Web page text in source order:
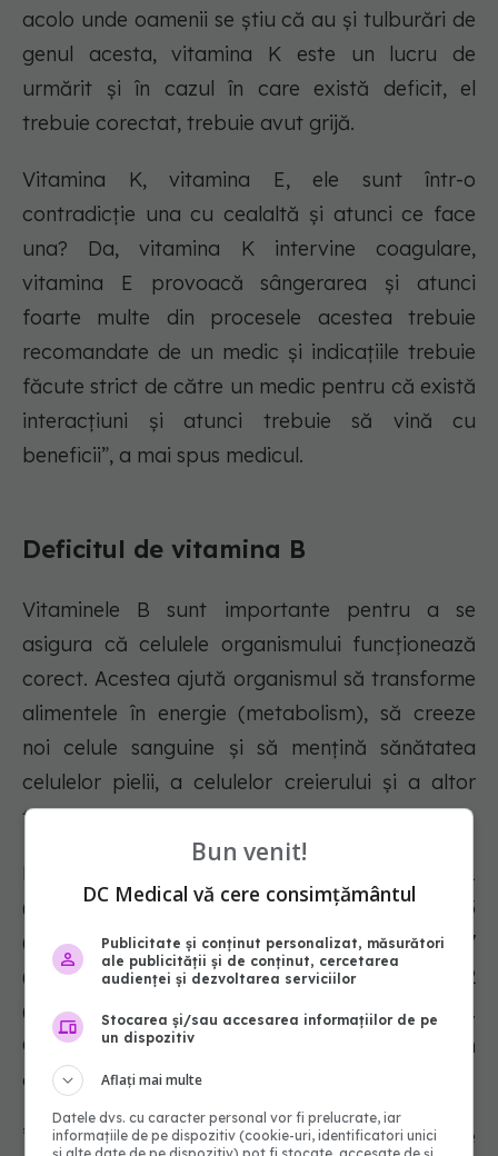
acolo unde oamenii se știu că au și tulburări de
genul acesta, vitamina K este un lucru de
urmărit și în cazul în care există deficit, el
trebuie corectat, trebuie avut grijă.
Vitamina K, vitamina E, ele sunt într-o
contradicție una cu cealaltă și atunci ce face
una? Da, vitamina K intervine coagulare,
vitamina E provoacă sângerarea și atunci
foarte multe din procesele acestea trebuie
recomandate de un medic și indicațiile trebuie
făcute strict de către un medic pentru că există
interacțiuni și atunci trebuie să vină cu
beneficii”, a mai spus medicul.
Deficitul de vitamina B
Vitaminele B sunt importante pentru a se
asigura că celulele organismului funcționează
corect. Acestea ajută organismul să transforme
alimentele în energie (metabolism), să creeze
noi celule sanguine și să mențină sănătatea
celulelor pielii, a celulelor creierului și a altor
țesuturi ale corpului.
Din acest complex de vitamine fac parte: B1
(tiamina), B2 (riboflavina), B3 (niacina), B5
(acidul pantotenic), B6 (priridoxina), B7
(biotina), B9 (acidul Folic), B12
(cianocobalamina), fiecare având funcția sa.
Complexul de vitamine B apare adesea în
aceleași alimente.
”Aici intervine procesul bine cunoscut, vitamine
Bun venit!
DC Medical vă cere consimțământul
Publicitate și conținut personalizat, măsurători
ale publicității și de conținut, cercetarea
audienței și dezvoltarea serviciilor
Stocarea și/sau accesarea informațiilor de pe
un dispozitiv
Aflați mai multe
Datele dvs. cu caracter personal vor fi prelucrate, iar
informațiile de pe dispozitiv (cookie-uri, identificatori unici